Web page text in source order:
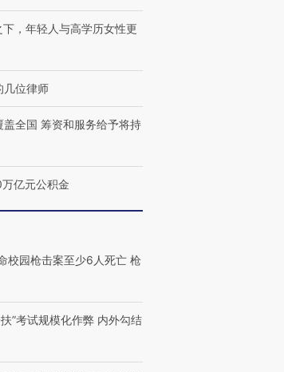
下，年轻人与高学历女性更
几位律师
盖全国 筹资和服务给予将持
万亿元公积金
校园枪击案至少6人死亡 枪
”考试规模化作弊 内外勾结